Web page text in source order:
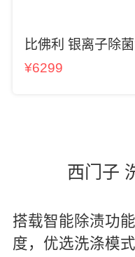
比佛利 银离子除
机
¥6299
西门子
搭载智能除渍功
度，优选洗涤模